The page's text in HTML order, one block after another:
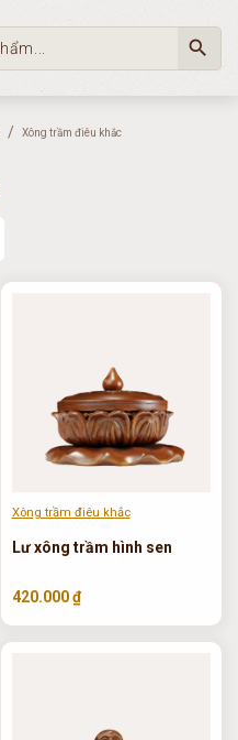
search
Xông trầm điêu khắc
Xông trầm điêu khắc
Lư xông trầm hình sen
420.000 ₫